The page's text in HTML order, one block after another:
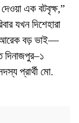
দেওয়া এক বটবৃক্ষ,”
যখন দিশেহারা
আরেক বড় ভাই—
দিনাজপুর–১
প্রার্থী মো.